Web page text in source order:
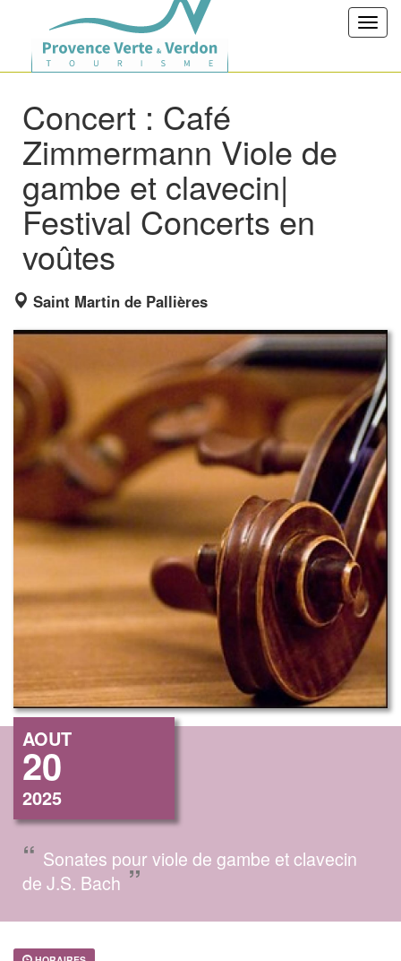
Concert : Café
Zimmermann Viole de
gambe et clavecin|
Festival Concerts en
voûtes
Saint Martin de Pallières
AOUT
20
2025
“ Sonates pour viole de gambe et clavecin
de J.S. Bach ”